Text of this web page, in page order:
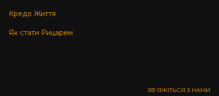
Кредо Життя
Як стати Рицарем
ЗВʼЯЖІТЬСЯ З НАМИ